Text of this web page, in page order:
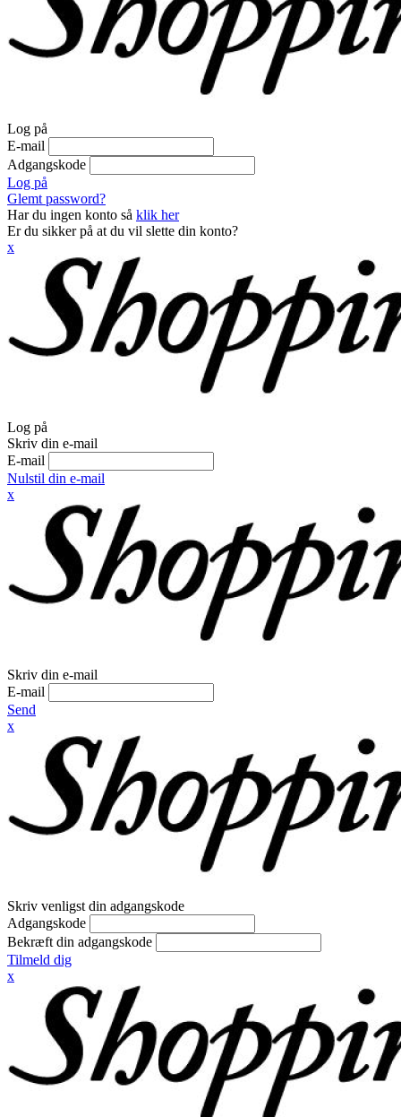
Log på
E-mail
Adgangskode
Log på
Glemt password?
Har du ingen konto så klik her
Er du sikker på at du vil slette din konto?
x
Log på
Skriv din e-mail
E-mail
Nulstil din e-mail
x
Skriv din e-mail
E-mail
Send
x
Skriv venligst din adgangskode
Adgangskode
Bekræft din adgangskode
Tilmeld dig
x